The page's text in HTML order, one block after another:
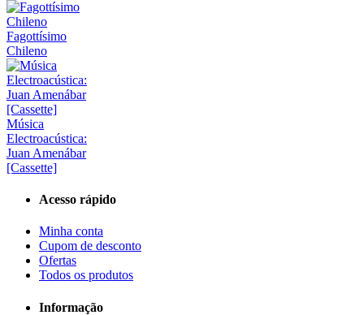
Fagottísimo
Chileno
Música
Electroacústica:
Juan Amenábar
[Cassette]
Acesso rápido
Minha conta
Cupom de desconto
Ofertas
Todos os produtos
Informação